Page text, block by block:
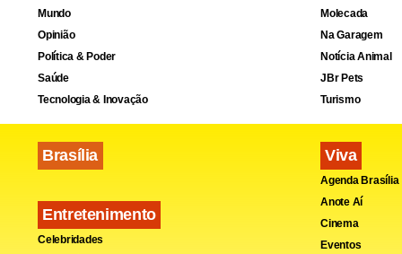
Um
estudantes
efeito moral
“A ação,
Edmilson
Mundo
Opinião
Política & Poder
Saúde
Tecnologia & Inovação
Brasília
Entretenimento
Celebridades
Molecada
Na Garagem
Notícia Animal
JBr Pets
Turismo
Viva
Agenda Brasília
Anote Aí
Cinema
Eventos